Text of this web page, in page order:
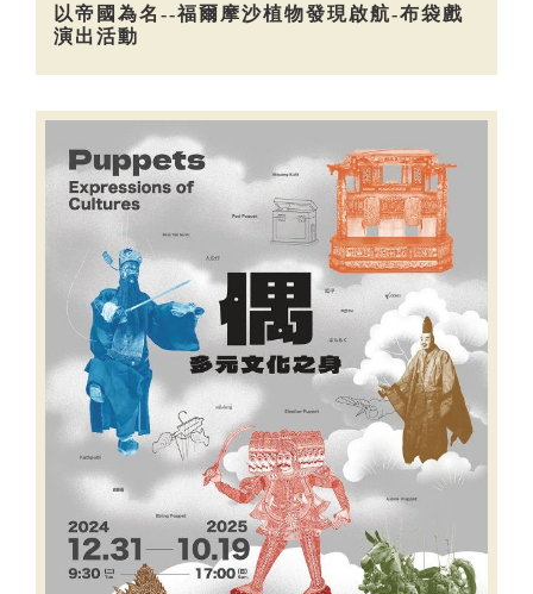
以帝國為名--福爾摩沙植物發現啟航-布袋戲
演出活動